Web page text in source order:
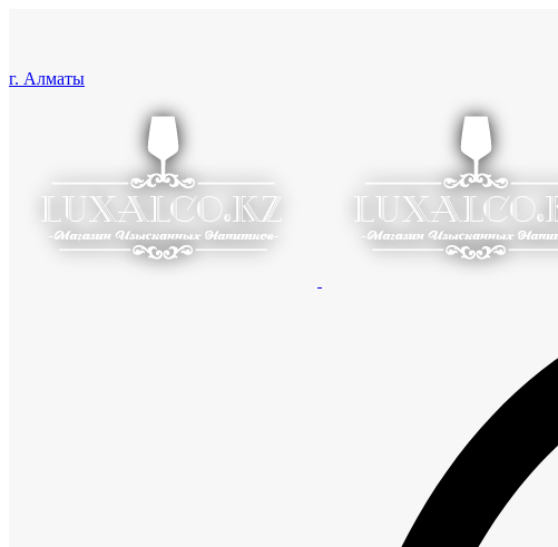
г. Алматы